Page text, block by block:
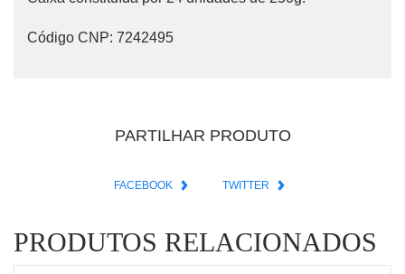
Código CNP: 7242495
PARTILHAR PRODUTO
FACEBOOK TWITTER
PRODUTOS RELACIONADOS